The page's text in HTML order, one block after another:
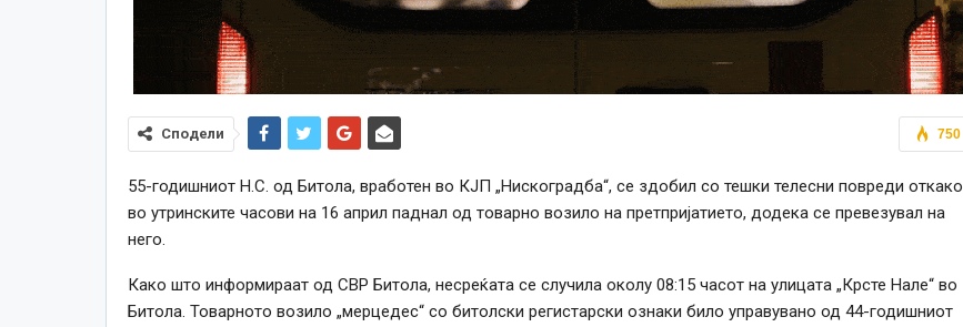
750
Сподели
55-годишниот Н.С. од Битола, вработен во КЈП „Нискоградба“, се здобил со тешки телесни повреди откако
во утринските часови на 16 април паднал од товарно возило на претпријатието, додека се превезувал на
него.
Како што информираат од СВР Битола, несреќата се случила околу 08:15 часот на улицата „Крсте Нале“ во
Битола. Товарното возило „мерцедес“ со битолски регистарски ознаки било управувано од 44-годишниот